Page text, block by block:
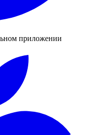
приложении